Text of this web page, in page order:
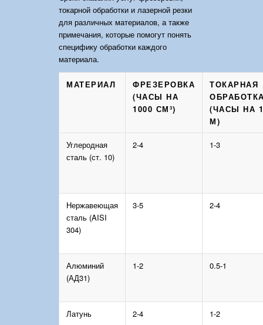
токарной обработки и лазерной резки
для различных материалов, а также
примечания, которые помогут понять
специфику обработки каждого
материала.
МАТЕРИАЛ
ФРЕЗЕРОВКА
(ЧАСЫ НА
1000 СМ³)
ТОКАРНАЯ
(ЧАСЫ НА 1
М)
Углеродная
сталь (ст. 10)
2-4 1-3
Нержавеющая
сталь (AISI
304)
3-5 2-4
Алюминий
(АД31)
1-2 0.5-1
Латунь 2-4 1-2